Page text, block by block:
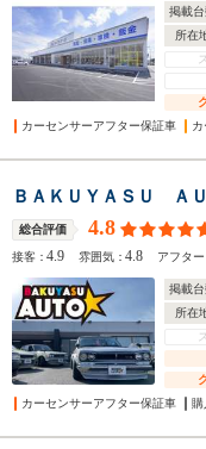
掲載
所在
カーセンサーアフター保証車
ＢＡＫＵＹＡＳＵ Ａ
総合評価 4.8
接客：4.9 雰囲気：4.8 アフタ
掲載
所在
カーセンサーアフター保証車